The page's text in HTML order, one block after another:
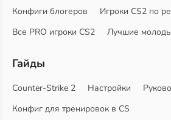
Конфиги блогеров
Игроки CS2 по
Все PRO игроки CS2
Лучшие
Гайды
Counter-Strike 2 Настройки
Конфиг для тренировок в CS